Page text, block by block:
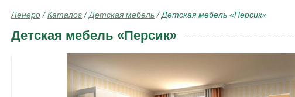
Ленеро /Каталог /Детская мебель /Детская мебель «Персик»
Детская мебель «Персик»